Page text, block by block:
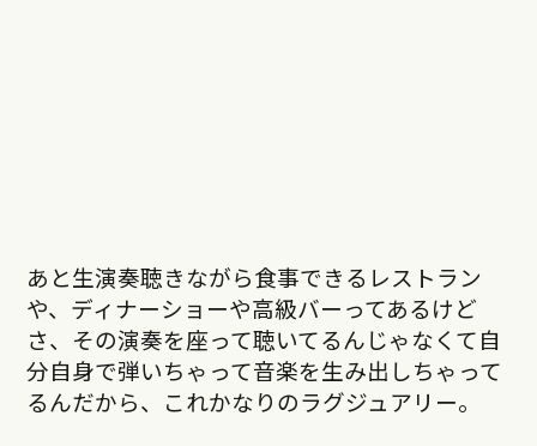
あと生演奏聴きながら食事できるレストラン
や、ディナーショーや高級バーってあるけど
さ、その演奏を座って聴いてるんじゃなくて自
分自身で弾いちゃって音楽を生み出しちゃって
るんだから、これかなりのラグジュアリー。